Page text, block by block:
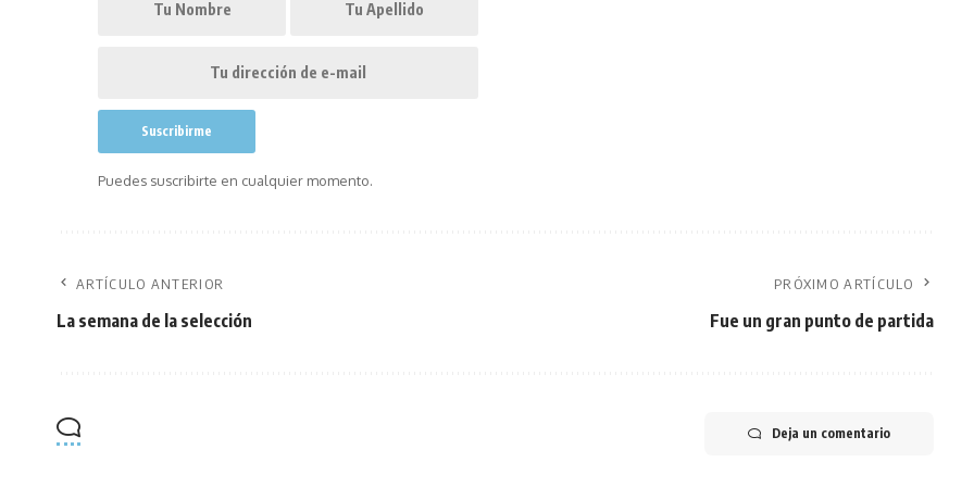
Puedes suscribirte en cualquier momento.
ARTÍCULO ANTERIOR
La semana de la selección
PRÓXIMO ARTÍCULO
Fue un gran punto de partida
Deja un comentario